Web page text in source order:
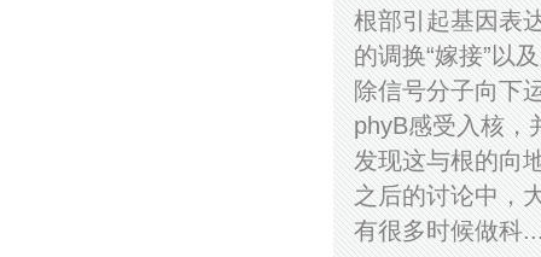
根部引起基因表
的调换“嫁接”以
除信号分子向下
phyB感受入核，
发现这与根的向
之后的讨论中，
有很多时候做科